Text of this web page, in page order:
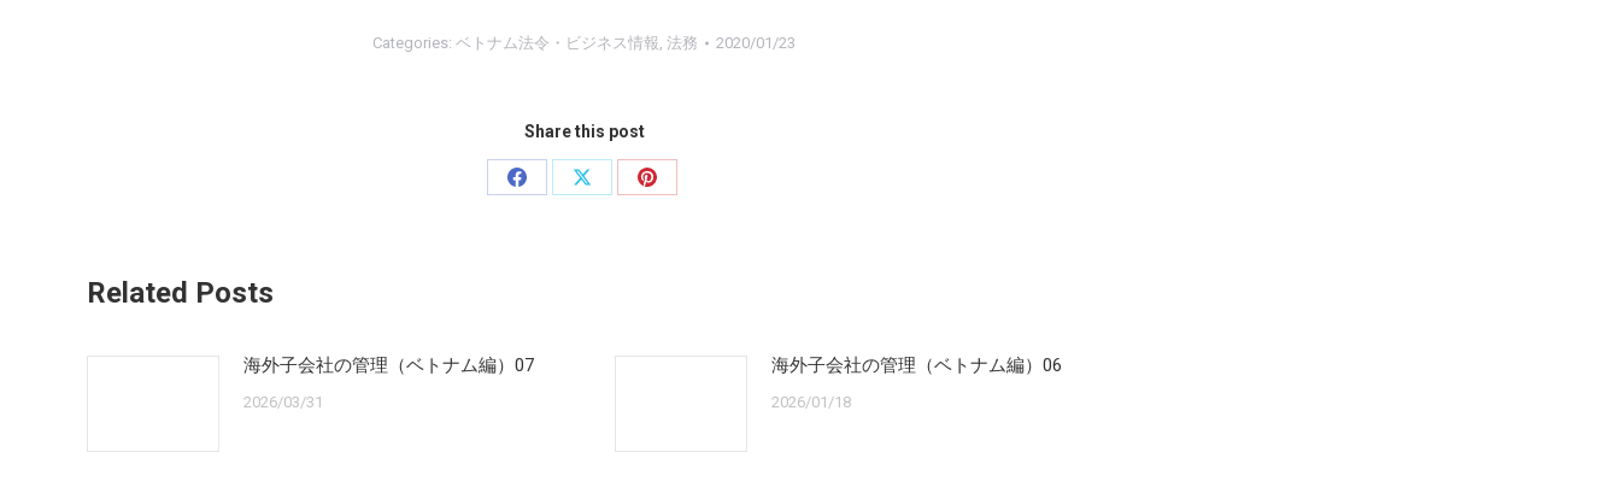
Categories: ベトナム法令・ビジネス情報, 法務 2020/01/23
Share this post
Share
Share
Share
Related Posts
海外子会社の管理（ベトナム編）07
2026/03/31
海外子会社の管理（ベトナム編）06
2026/01/18